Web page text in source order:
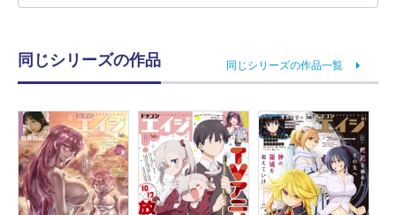
同じシリーズの作品 同じシリーズの作品一覧